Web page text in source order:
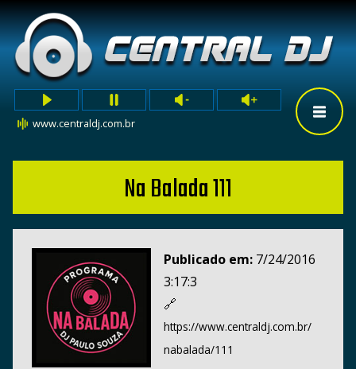
www.centraldj.com.br
Na Balada 111
Publicado em: 7/24/2016
3:17:3
🔗
https://www.centraldj.com.br/
nabalada/111